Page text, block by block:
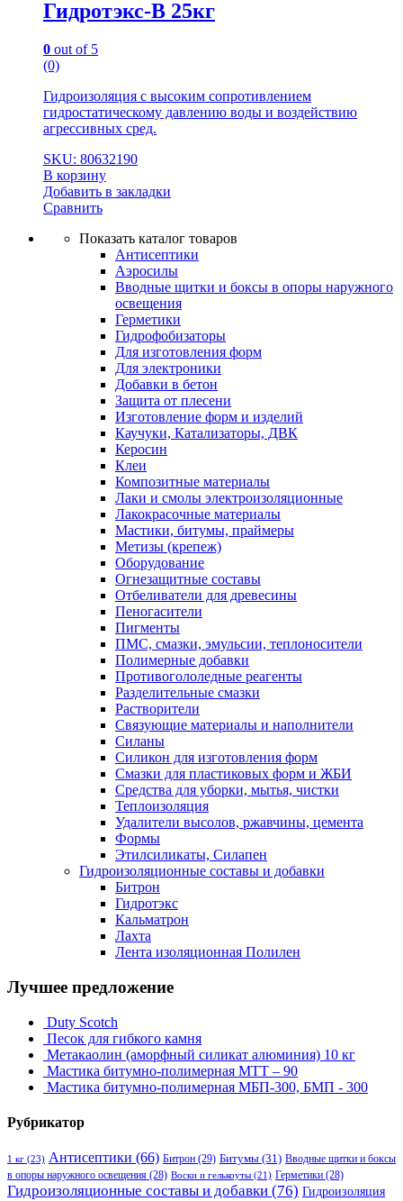
Гидротэкс-В 25кг
0 out of 5
(0)
Гидроизоляция с высоким сопротивлением
гидростатическому давлению воды и воздействию
агрессивных сред.
SKU: 80632190
В корзину
Добавить в закладки
Сравнить
Показать каталог товаров
Антисептики
Аэросилы
Вводные щитки и боксы в опоры наружного
освещения
Герметики
Гидрофобизаторы
Для изготовления форм
Для электроники
Добавки в бетон
Защита от плесени
Изготовление форм и изделий
Каучуки, Катализаторы, ДВК
Керосин
Клеи
Композитные материалы
Лаки и смолы электроизоляционные
Лакокрасочные материалы
Мастики, битумы, праймеры
Метизы (крепеж)
Оборудование
Огнезащитные составы
Отбеливатели для древесины
Пеногасители
Пигменты
ПМС, смазки, эмульсии, теплоносители
Полимерные добавки
Противогололедные реагенты
Разделительные смазки
Растворители
Связующие материалы и наполнители
Силаны
Силикон для изготовления форм
Смазки для пластиковых форм и ЖБИ
Средства для уборки, мытья, чистки
Теплоизоляция
Удалители высолов, ржавчины, цемента
Формы
Этилсиликаты, Силапен
Гидроизоляционные составы и добавки
Битрон
Гидротэкс
Кальматрон
Лахта
Лента изоляционная Полилен
Лучшее предложение
Duty Scotch
Песок для гибкого камня
Метакаолин (аморфный силикат алюминия) 10 кг
Мастика битумно-полимерная МТТ – 90
Мастика битумно-полимерная МБП-300, БМП - 300
Рубрикатор
1 кг (23) Антисептики (66) Битрон (29) Битумы (31) Вводные щитки и боксы
в опоры наружного освещения (28) Воски и гелькоуты (21) Герметики (28)
Гидроизоляционные составы и добавки (76) Гидроизоляция